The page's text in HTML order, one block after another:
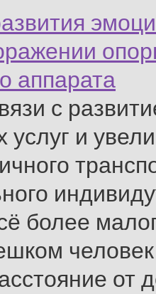
аппарата
с
услуг и
более
от